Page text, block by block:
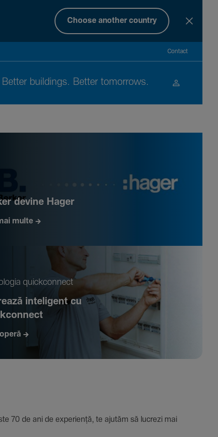
Choose another country
Contact
Better buil­dings. Better tomor­rows.
devine Hager
multe
quickconnect
inte­li­gent cu
de ani de expe­riență, te ajutăm să lucrezi mai